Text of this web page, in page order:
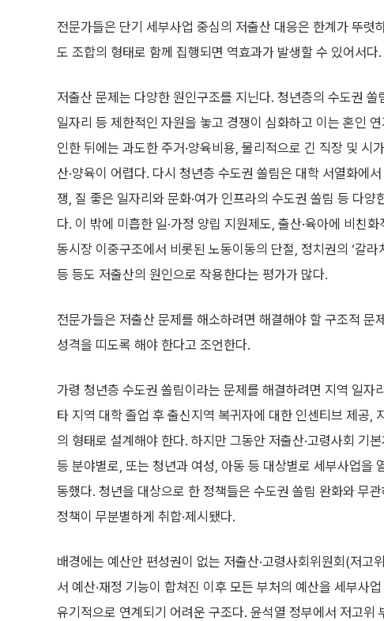
전문가들은 단기 세부사업 중심의 저출산 대응은 한계가 뚜
도 조합의 형태로 함께 집행되면 역효과가 발생할 수 있어서다.
저출산 문제는 다양한 원인구조를 지닌다. 청년층의 수도권 쏠
일자리 등 제한적인 자원을 놓고 경쟁이 심화하고 이는 혼인
인한 뒤에는 과도한 주거·양육비용, 물리적으로 긴 직장 및 시
산·양육이 어렵다. 다시 청년층 수도권 쏠림은 대학 서열화에
쟁, 질 좋은 일자리와 문화·여가 인프라의 수도권 쏠림 등 다양
다. 이 밖에 미흡한 일·가정 양립 지원제도, 출산·육아에 비친화
동시장 이중구조에서 비롯된 노동이동의 단절, 정치권의 ‘갈라
등 등도 저출산의 원인으로 작용한다는 평가가 많다.
전문가들은 저출산 문제를 해소하려면 해결해야 할 구조적
성격을 띠도록 해야 한다고 조언한다.
가령 청년층 수도권 쏠림이라는 문제를 해결하려면 지역 일
타 지역 대학 졸업 후 출신지역 복귀자에 대한 인센티브 제공,
의 형태로 설계해야 한다. 하지만 그동안 저출산·고령사회 기
등 분야별로, 또는 청년과 여성, 아동 등 대상별로 세부사업을
동했다. 청년을 대상으로 한 정책들은 수도권 쏠림 완화와 무
정책이 무분별하게 취합·제시됐다.
배경에는 예산안 편성권이 없는 저출산·고령사회위원회(저고
서 예산·재정 기능이 합쳐진 이후 모든 부처의 예산을 세부사
유기적으로 연계되기 어려운 구조다. 윤석열 정부에서 저고